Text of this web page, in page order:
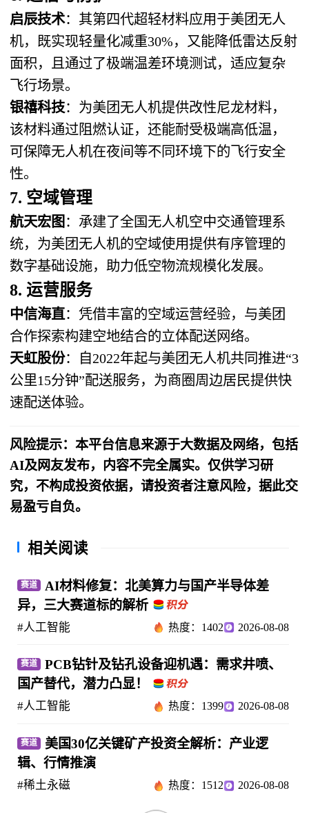
启辰技术：其第四代超轻材料应用于美团无人
机，既实现轻量化减重30%，又能降低雷达反射
面积，且通过了极端温差环境测试，适应复杂
飞行场景。
银禧科技：为美团无人机提供改性尼龙材料，
该材料通过阻燃认证，还能耐受极端高低温，
可保障无人机在夜间等不同环境下的飞行安全
性。
7. 空域管理
航天宏图 ：承建了全国无人机空中交通管理系
统，为美团无人机的空域使用提供有序管理的
数字基础设施，助力低空物流规模化发展。
8. 运营服务
中信海直：凭借丰富的空域运营经验，与美团
合作探索构建空地结合的立体配送网络。
天虹股份：自2022年起与美团无人机共同推进“3
公里15分钟”配送服务，为商圈周边居民提供快
速配送体验。
风险提示：本平台信息来源于大数据及网络，包括
AI及网友发布，内容不完全属实。仅供学习研
究，不构成投资依据，请投资者注意风险，据此交
易盈亏自负。
相关阅读
赛道
AI材料修复：北美算力与国产半导体差
异，三大赛道标的解析
#人工智能 热度：1402 2026-08-08
赛道
PCB钻针及钻孔设备迎机遇：需求井喷、
国产替代，潜力凸显！
#人工智能 热度：1399 2026-08-08
赛道
美国30亿关键矿产投资全解析：产业逻
辑、行情推演
#稀土永磁 热度：1512 2026-08-08